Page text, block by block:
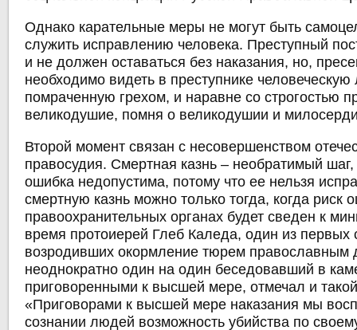
Однако карательные меры не могут быть
служить исправлению человека. Преступный
и не должен оставаться без наказания, но,
необходимо видеть в преступнике человеческую
помраченную грехом, и наравне со строгостью
великодушие, помня о великодушии и
Второй момент связан с несовершенством
правосудия. Смертная казнь – необратимый
ошибка недопустима, потому что ее нельзя
смертную казнь можно только тогда, когда риск
правоохранительных органах будет сведен к
время протоиерей Глеб Каледа, один из первых
возродивших окормление тюрем православным
неоднократно один на один беседовавший в
приговоренными к высшей мере, отмечал и
«Приговорами к высшей мере наказания мы
сознании людей возможность убийства по